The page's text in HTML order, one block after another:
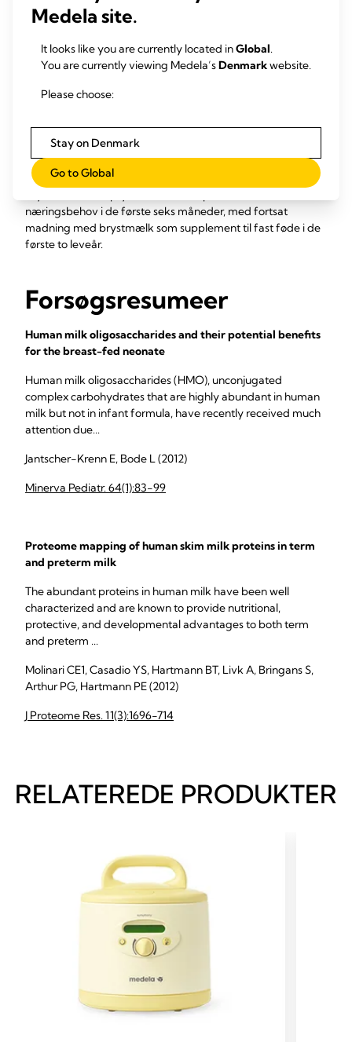
har potentiale til at differentiere sig i brystepitelceller under
celletyper i tilsvarende mikromiljøer, herunder knogleceller,
hjerneceller, leverceller, pankreatiske betaceller og
stadig uklar og berettiger til yderligere forskning for at
Komponenterne i brystmælk, især de levende celler fra
spædbarnets mor, kan ikke erstattes ved hjælp af
syntetiske kilder. En kost bestående udelukkende af
næringsbehov i de første seks måneder, med fortsat
madning med brystmælk som supplement til fast føde i de
første to leveår.
Forsøgsresumeer
Human milk oligosaccharides and their potential benefits
for the breast-fed neonate
Human milk oligosaccharides (HMO), unconjugated
complex carbohydrates that are highly abundant in human
milk but not in infant formula, have recently received much
attention due...
Jantscher-Krenn E, Bode L (2012)
Minerva Pediatr. 64(1):83-99
Proteome mapping of human skim milk proteins in term
and preterm milk
The abundant proteins in human milk have been well
characterized and are known to provide nutritional,
protective, and developmental advantages to both term
and preterm ...
Molinari CE1, Casadio YS, Hartmann BT, Livk A, Bringans S,
Arthur PG, Hartmann PE (2012)
J Proteome Res. 11(3):1696-714
RELATEREDE PRODUKTER
Medela site.
It looks like you are currently located inGlobal.
You are currently viewing Medela’sDenmarkwebsite.
Please choose:
Stay on Denmark
Go to Global